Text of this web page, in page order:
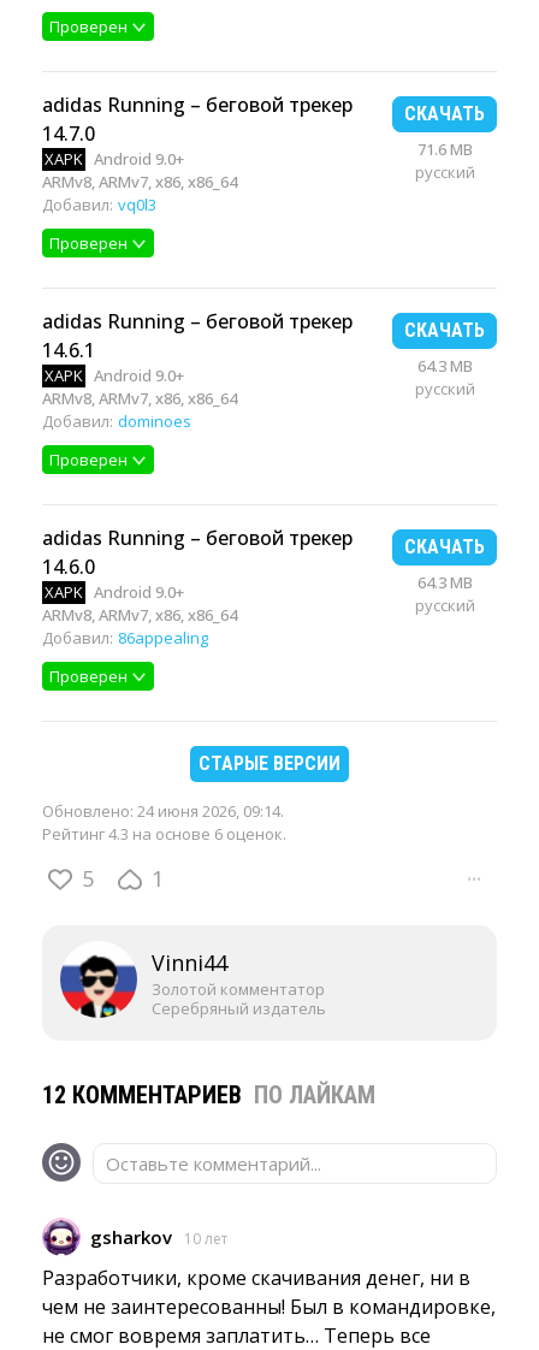
Проверен
adidas Running – беговой трекер
14.7.0
XAPK Android 9.0+
ARMv8, ARMv7, x86, x86_64
Добавил: vq0l3
Проверен
СКАЧАТЬ
71.6 MB
русский
adidas Running – беговой трекер
14.6.1
XAPK Android 9.0+
ARMv8, ARMv7, x86, x86_64
Добавил: dominoes
Проверен
СКАЧАТЬ
64.3 MB
русский
adidas Running – беговой трекер
14.6.0
XAPK Android 9.0+
ARMv8, ARMv7, x86, x86_64
Добавил: 86appealing
Проверен
СКАЧАТЬ
64.3 MB
русский
СТАРЫЕ ВЕРСИИ
Обновлено: 24 июня 2026, 09:14.
Рейтинг 4.3 на основе 6 оценок.
5 1 ···
Vinni44
Золотой комментатор
Серебряный издатель
12 КОММЕНТАРИЕВ ПО ЛАЙКАМ
Оставьте комментарий...
gsharkov 10 лет
Разработчики, кроме скачивания денег, ни в
чем не заинтересованны! Был в командировке,
не смог вовремя заплатить… Теперь все